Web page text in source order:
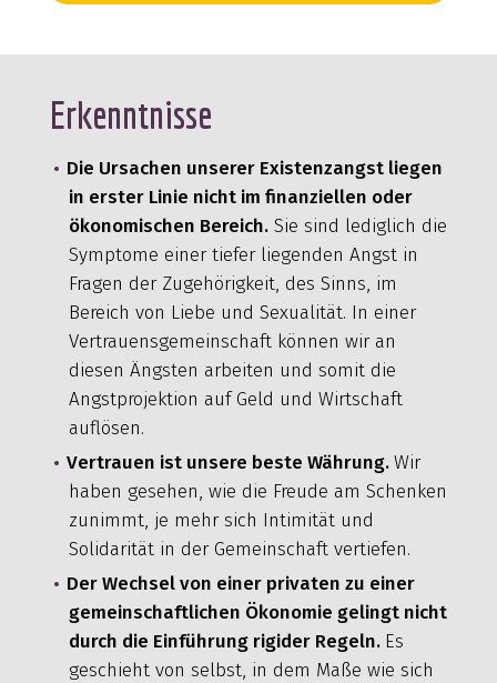
Erkenntnisse
Die Ursachen unserer Existenzangst liegen
in erster Linie nicht im finanziellen oder
ökonomischen Bereich.Sie sind lediglich die
Symptome einer tiefer liegenden Angst in
Fragen der Zugehörigkeit, des Sinns, im
Bereich von Liebe und Sexualität. In einer
Vertrauensgemeinschaft können wir an
diesen Ängsten arbeiten und somit die
Angstprojektion auf Geld und Wirtschaft
auflösen.
Vertrauen ist unsere beste Währung.Wir
haben gesehen, wie die Freude am Schenken
zunimmt, je mehr sich Intimität und
Solidarität in der Gemeinschaft vertiefen.
Der Wechsel von einer privaten zu einer
gemeinschaftlichen Ökonomie gelingt nicht
durch die Einführung rigider Regeln. Es
geschieht von selbst, in dem Maße wie sich